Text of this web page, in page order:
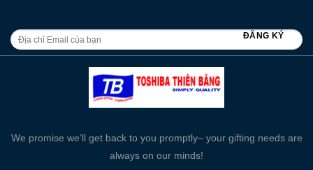
We promise we’ll get back to you promptly– your gifting needs are
always on our minds!